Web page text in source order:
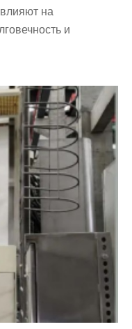
на
и